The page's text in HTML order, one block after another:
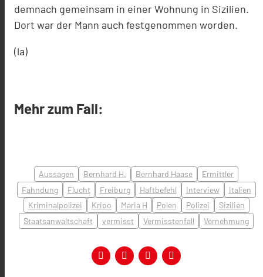
demnach gemeinsam in einer Wohnung in Sizilien.
Dort war der Mann auch festgenommen worden.
(la)
Mehr zum Fall:
Aussagen Bernhard H. Bernhard Haase
Ermittler
Fahndung
Flucht Freiburg Haftbefehl Interview
Italien
Kriminalpolizei
Kripo Maria H Polen Polizei
Sizilien
Staatsanwaltschaft
vermisst Vermisstenfall Vernehmung